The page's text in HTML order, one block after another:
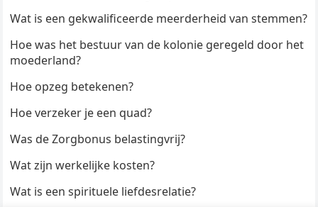
Wat is een gekwalificeerde meerderheid van stemmen?
Hoe was het bestuur van de kolonie geregeld door het
moederland?
Hoe opzeg betekenen?
Hoe verzeker je een quad?
Was de Zorgbonus belastingvrij?
Wat zijn werkelijke kosten?
Wat is een spirituele liefdesrelatie?